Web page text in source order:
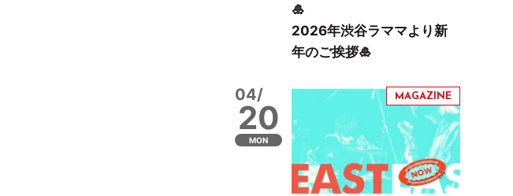
🎍
2026年渋谷ラママより新
年のご挨拶🎍
04/
20
MON